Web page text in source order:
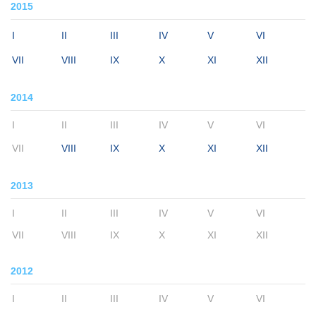
2015
I II III IV V VI
VII VIII IX X XI XII
2014
I II III IV V VI
VII VIII IX X XI XII
2013
I II III IV V
VI
VII
VIII IX X XI XII
2012
I II III IV V
VI